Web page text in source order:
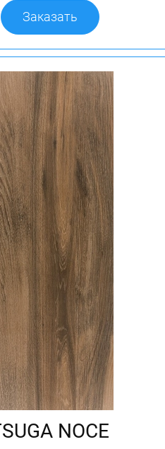
Заказать
NOCE